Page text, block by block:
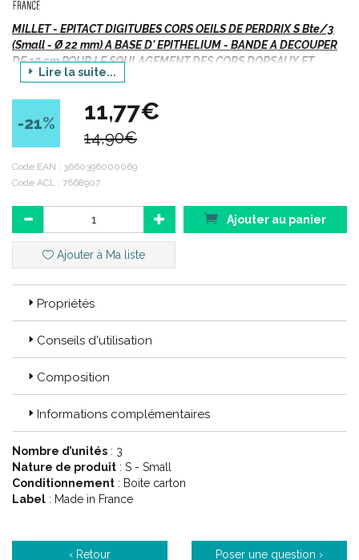
MILLET - EPITACT DIGITUBES CORS OEILS DE PERDRIX S Bte/3
(Small - Ø 22 mm) A BASE D' EPITHELIUM - BANDE A DECOUPER
DE 10 cm POUR LE SOULAGEMENT DES CORS DORSAUX ET
INTERDIGITAUX - Bte/3
EPITACT CORS, OEILS DE PERDRIX - TAILLE S - BOITE/3.
DIGITUBES ULTRA FINS ET ULTRA RESISTANTS A BASE D'
EPITHELIUM.
LAVABLE ET REUTILISABLE.
CONSEILLE PAR LES PODOLOGUES
Lire la suite...
-21% 11,77€
14,90€
Code EAN : 3660396000069
Code ACL : 7668907
Ajouter au panier
Ajouter à Ma liste
Propriétés
Conseils d'utilisation
Composition
Informations complémentaires
Nombre d’unités : 3
Nature de produit : S - Small
Conditionnement : Boite carton
Label : Made in France
‹ Retour Poser une question ›